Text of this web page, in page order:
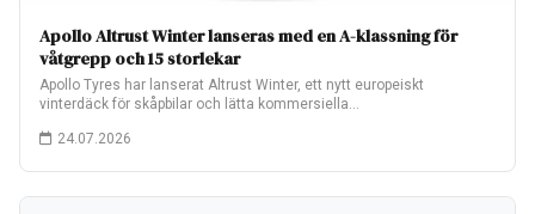
Apollo Altrust Winter lanseras med en A-klassning för
våtgrepp och 15 storlekar
Apollo Tyres har lanserat Altrust Winter, ett nytt europeiskt
vinterdäck för skåpbilar och lätta kommersiella…
24.07.2026